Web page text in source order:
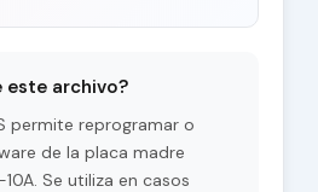
este archivo?
permite reprogramar o
de la placa madre
Se utiliza en casos